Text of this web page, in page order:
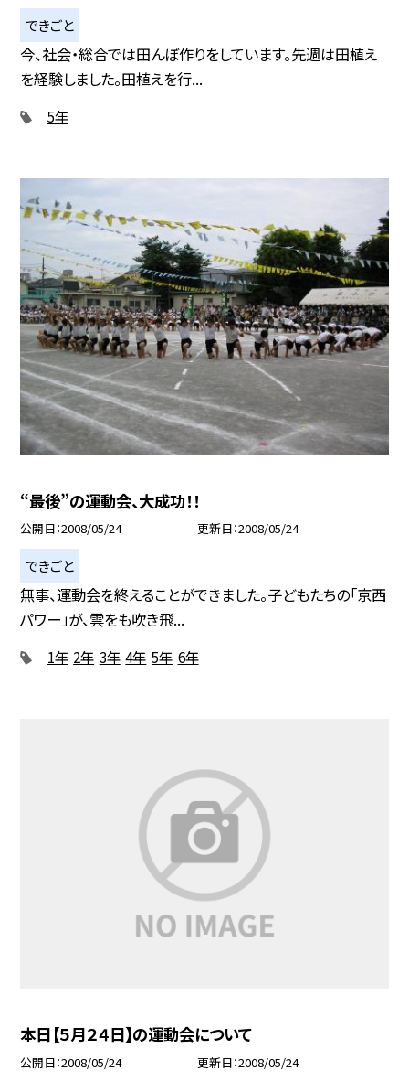
できごと
今、社会・総合では田んぼ作りをしています。先週は田植え
を経験しました。田植えを行...
5年
“最後”の運動会、大成功！！
公開日 2008/05/24 更新日 2008/05/24
できごと
無事、運動会を終えることができました。子どもたちの「京西
パワー」が、雲をも吹き飛...
1年 2年 3年 4年 5年 6年
本日【５月２４日】の運動会について
公開日 2008/05/24 更新日 2008/05/24